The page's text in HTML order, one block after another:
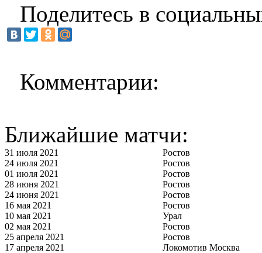
Поделитесь в
Комментарии:
Ближайшие матчи:
31 июля 2021
Ростов
24 июля 2021
Ростов
01 июля 2021
Ростов
28 июня 2021
Ростов
24 июня 2021
Ростов
16 мая 2021
Ростов
10 мая 2021
Урал
02 мая 2021
Ростов
25 апреля 2021
Ростов
17 апреля 2021
Локомотив Москва